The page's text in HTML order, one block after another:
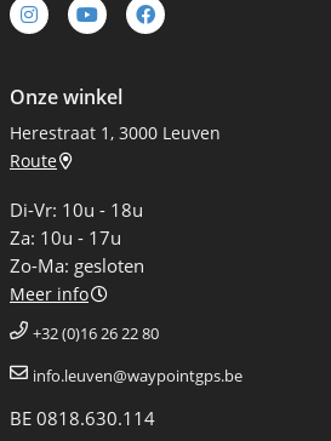
Onze winkel
Herestraat 1, 3000 Leuven
Route
Di-Vr: 10u - 18u
Za: 10u - 17u
Zo-Ma: gesloten
Meer info
+32 (0)16 26 22 80
info.leuven@waypointgps.be
BE 0818.630.114